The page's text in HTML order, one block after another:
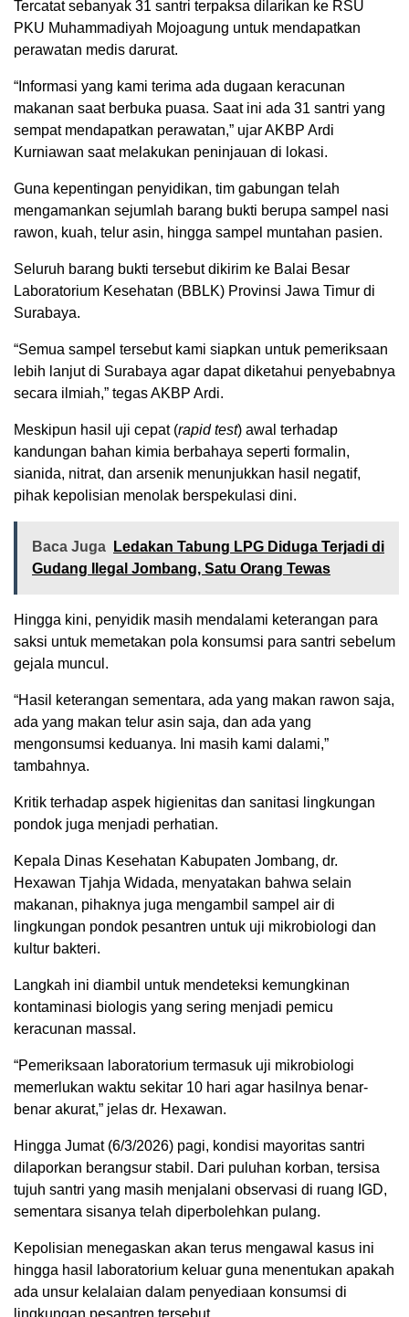
Tercatat sebanyak 31 santri terpaksa dilarikan ke RSU
PKU Muhammadiyah Mojoagung untuk mendapatkan
perawatan medis darurat.
“Informasi yang kami terima ada dugaan keracunan
makanan saat berbuka puasa. Saat ini ada 31 santri yang
sempat mendapatkan perawatan,” ujar AKBP Ardi
Kurniawan saat melakukan peninjauan di lokasi.
Guna kepentingan penyidikan, tim gabungan telah
mengamankan sejumlah barang bukti berupa sampel nasi
rawon, kuah, telur asin, hingga sampel muntahan pasien.
Seluruh barang bukti tersebut dikirim ke Balai Besar
Laboratorium Kesehatan (BBLK) Provinsi Jawa Timur di
Surabaya.
“Semua sampel tersebut kami siapkan untuk pemeriksaan
lebih lanjut di Surabaya agar dapat diketahui penyebabnya
secara ilmiah,” tegas AKBP Ardi.
Meskipun hasil uji cepat (rapid test) awal terhadap
kandungan bahan kimia berbahaya seperti formalin,
sianida, nitrat, dan arsenik menunjukkan hasil negatif,
pihak kepolisian menolak berspekulasi dini.
Baca Juga
Ledakan Tabung LPG Diduga Terjadi di
Gudang Ilegal Jombang, Satu Orang Tewas
Hingga kini, penyidik masih mendalami keterangan para
saksi untuk memetakan pola konsumsi para santri sebelum
gejala muncul.
“Hasil keterangan sementara, ada yang makan rawon saja,
ada yang makan telur asin saja, dan ada yang
mengonsumsi keduanya. Ini masih kami dalami,”
tambahnya.
Kritik terhadap aspek higienitas dan sanitasi lingkungan
pondok juga menjadi perhatian.
Kepala Dinas Kesehatan Kabupaten Jombang, dr.
Hexawan Tjahja Widada, menyatakan bahwa selain
makanan, pihaknya juga mengambil sampel air di
lingkungan pondok pesantren untuk uji mikrobiologi dan
kultur bakteri.
Langkah ini diambil untuk mendeteksi kemungkinan
kontaminasi biologis yang sering menjadi pemicu
keracunan massal.
“Pemeriksaan laboratorium termasuk uji mikrobiologi
memerlukan waktu sekitar 10 hari agar hasilnya benar-
benar akurat,” jelas dr. Hexawan.
Hingga Jumat (6/3/2026) pagi, kondisi mayoritas santri
dilaporkan berangsur stabil. Dari puluhan korban, tersisa
tujuh santri yang masih menjalani observasi di ruang IGD,
sementara sisanya telah diperbolehkan pulang.
Kepolisian menegaskan akan terus mengawal kasus ini
hingga hasil laboratorium keluar guna menentukan apakah
ada unsur kelalaian dalam penyediaan konsumsi di
lingkungan pesantren tersebut.